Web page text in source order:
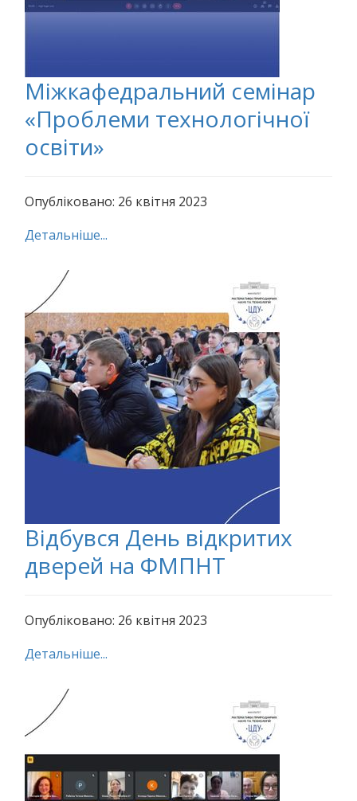
Міжкафедральний семінар
«Проблеми технологічної
освіти»
Опубліковано: 26 квітня 2023
Детальніше...
Відбувся День відкритих
дверей на ФМПНТ
Опубліковано: 26 квітня 2023
Детальніше...